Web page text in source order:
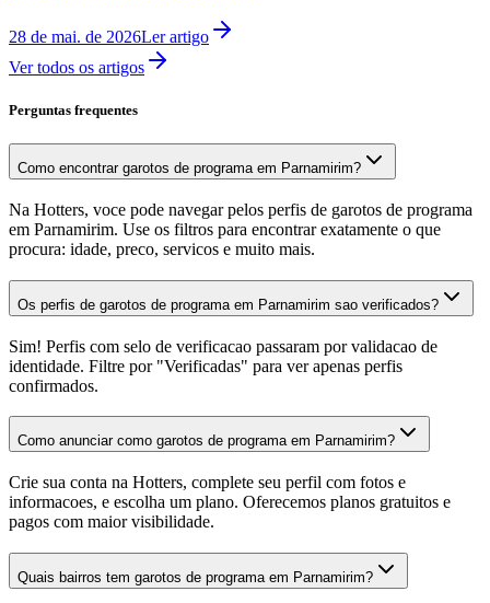
28 de mai. de 2026Ler artigo
Ver todos os artigos
Perguntas frequentes
Como encontrar garotos de programa em Parnamirim?
Na Hotters, voce pode navegar pelos perfis de garotos de programa
em Parnamirim. Use os filtros para encontrar exatamente o que
procura: idade, preco, servicos e muito mais.
Os perfis de garotos de programa em Parnamirim sao verificados?
Sim! Perfis com selo de verificacao passaram por validacao de
identidade. Filtre por "Verificadas" para ver apenas perfis
confirmados.
Como anunciar como garotos de programa em Parnamirim?
Crie sua conta na Hotters, complete seu perfil com fotos e
informacoes, e escolha um plano. Oferecemos planos gratuitos e
pagos com maior visibilidade.
Quais bairros tem garotos de programa em Parnamirim?